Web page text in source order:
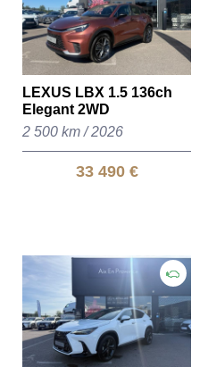
LEXUS LBX 1.5 136ch
Elegant 2WD
2 500 km / 2026
33 490 €